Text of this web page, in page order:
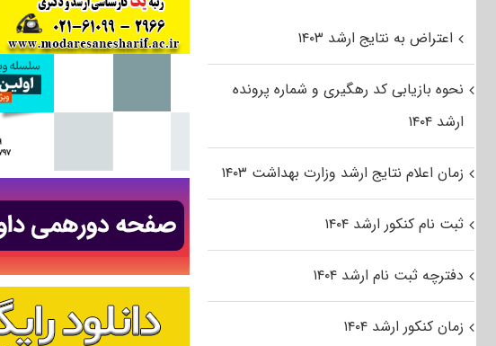
اعتراض به نتایج ارشد ۱۴۰۳
نحوه بازیابی کد رهگیری و شماره پرونده
ارشد ۱۴۰۴
زمان اعلام نتایج ارشد وزارت بهداشت ۱۴۰۳
ثبت نام کنکور ارشد ۱۴۰۴
دفترچه ثبت نام ارشد ۱۴۰۴
زمان کنکور ارشد ۱۴۰۴